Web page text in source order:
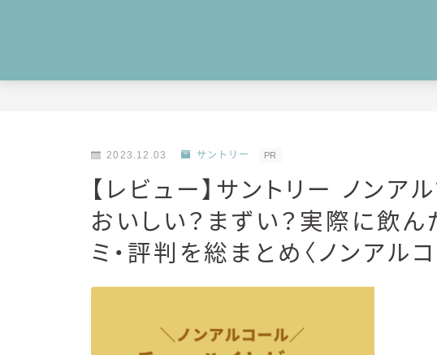
2023.12.03 サントリー PR
【レビュー】サントリー ノンア
おいしい？まずい？実際に飲
ミ・評判を総まとめ〈ノンアル